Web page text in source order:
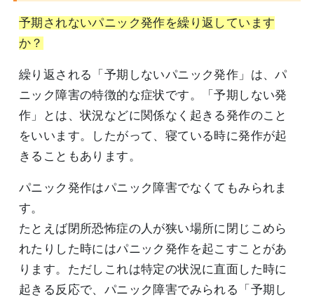
予期されないパニック発作を繰り返しています
か？
繰り返される「予期しないパニック発作」は、パ
ニック障害の特徴的な症状です。「予期しない発
作」とは、状況などに関係なく起きる発作のこと
をいいます。したがって、寝ている時に発作が起
きることもあります。
パニック発作はパニック障害でなくてもみられま
す。
たとえば閉所恐怖症の人が狭い場所に閉じこめら
れたりした時にはパニック発作を起こすことがあ
ります。ただしこれは特定の状況に直面した時に
起きる反応で、パニック障害でみられる「予期し